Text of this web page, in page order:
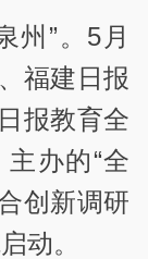
州”。5月
福建日报
报教育全
办的“全
创新调研
动。